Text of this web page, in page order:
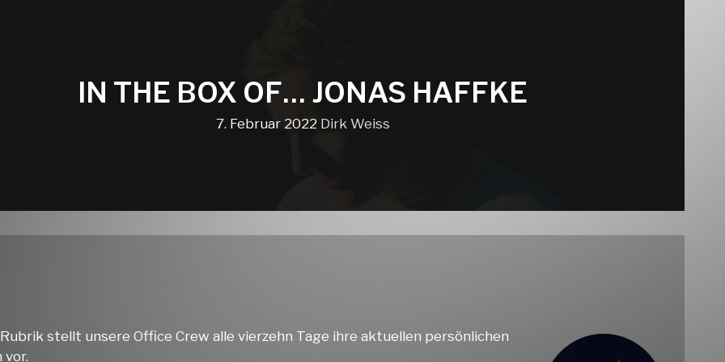
IN THE BOX OF… JONAS HAFFKE
7. Februar 2022 Dirk Weiss
stellt unsere Office Crew alle vierzehn Tage ihre aktuellen persönlichen
vor.